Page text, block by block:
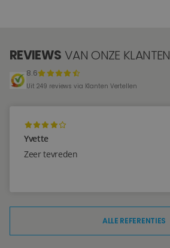
Tegelviewer
Reviews
REVIEWS VAN ONZE KLANTEN
8.6
Uit 249 reviews via Klanten Vertellen
Yvette
Zeer tevreden
ALLE REFERENTIES